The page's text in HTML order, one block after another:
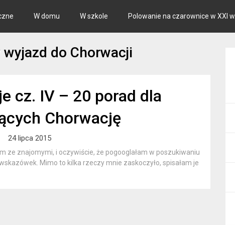
W domu W szkole Polowanie na czarownice w XXI w.
wyjazd do Chorwacji
cz. IV – 20 porad dla
Chorwację
24 lipca 2015
ze znajomymi, i oczywiście, że pogooglałam w poszukiwaniu
Mimo to kilka rzeczy mnie zaskoczyło, spisałam je